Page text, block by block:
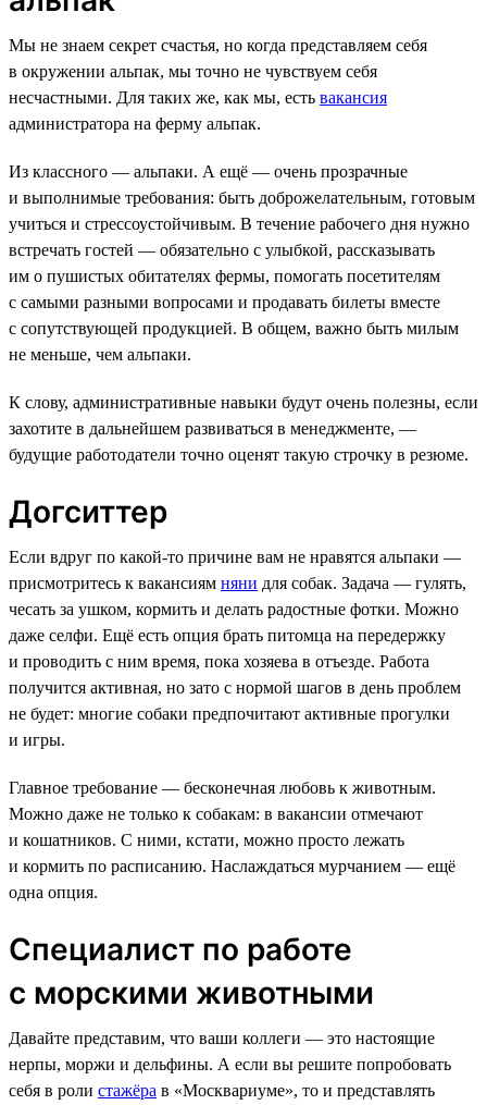
Мы не знаем секрет счастья, но когда представляем себя
в окружении альпак, мы точно не чувствуем себя
несчастными. Для таких же, как мы, есть вакансия
администратора на ферму альпак.
Из классного — альпаки. А ещё — очень прозрачные
и выполнимые требования: быть доброжелательным, готовым
учиться и стрессоустойчивым. В течение рабочего дня нужно
встречать гостей — обязательно с улыбкой, рассказывать
им о пушистых обитателях фермы, помогать посетителям
с самыми разными вопросами и продавать билеты вместе
с сопутствующей продукцией. В общем, важно быть милым
не меньше, чем альпаки.
К слову, административные навыки будут очень полезны, если
захотите в дальнейшем развиваться в менеджменте, —
будущие работодатели точно оценят такую строчку в резюме.
Догситтер
Если вдруг по какой-то причине вам не нравятся альпаки —
присмотритесь к вакансиям няни для собак. Задача — гулять,
чесать за ушком, кормить и делать радостные фотки. Можно
даже селфи. Ещё есть опция брать питомца на передержку
и проводить с ним время, пока хозяева в отъезде. Работа
получится активная, но зато с нормой шагов в день проблем
не будет: многие собаки предпочитают активные прогулки
и игры.
Главное требование — бесконечная любовь к животным.
Можно даже не только к собакам: в вакансии отмечают
и кошатников. С ними, кстати, можно просто лежать
и кормить по расписанию. Наслаждаться мурчанием — ещё
одна опция.
Специалист по работе
с морскими животными
Давайте представим, что ваши коллеги — это настоящие
нерпы, моржи и дельфины. А если вы решите попробовать
себя в роли стажёра в «Москвариуме», то и представлять